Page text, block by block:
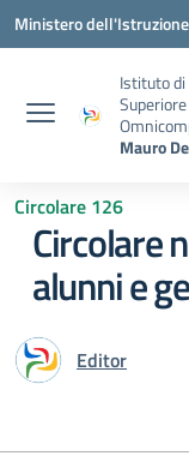
Vai ai contenuti
Vai al menu di
Vai al footer
Ministero
Istituto di
Mauro
Circolare 126
Circolare
alunni e
Editor